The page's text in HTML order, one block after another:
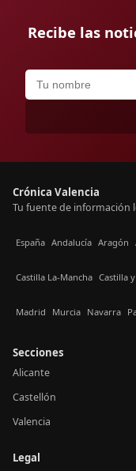
Recibe las
Crónica Valencia
Tu fuente de información
España Andalucía Aragón
Castilla La-Mancha Castilla
Madrid Murcia Navarra
Secciones
Alicante
Castellón
Valencia
Legal